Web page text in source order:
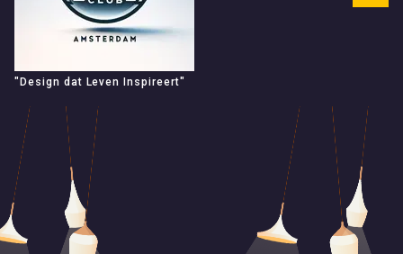
"Design dat Leven Inspireert"